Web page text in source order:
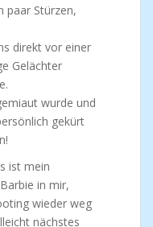
paar Stürzen,
direkt vor einer
Gelächter
wurde und
gekürt
ist mein
in mir,
wieder weg
nächstes